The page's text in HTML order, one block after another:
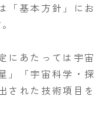
「基本方針」にお
にあたっては宇宙
」「宇宙科学・探
された技術項目を